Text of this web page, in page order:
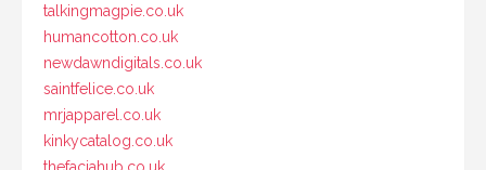
talkingmagpie.co.uk
humancotton.co.uk
newdawndigitals.co.uk
saintfelice.co.uk
mrjapparel.co.uk
kinkycatalog.co.uk
thefaciahub.co.uk